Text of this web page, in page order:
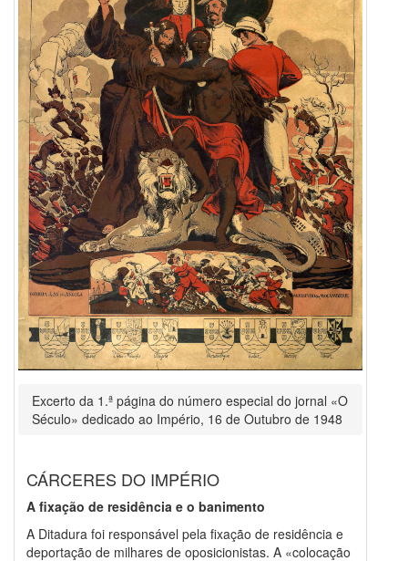
Excerto da 1.ª página do número especial do jornal «O
Século» dedicado ao Império, 16 de Outubro de 1948
CÁRCERES DO IMPÉRIO
A fixação de residência e o banimento
A Ditadura foi responsável pela fixação de residência e
deportação de milhares de oposicionistas. A «colocação